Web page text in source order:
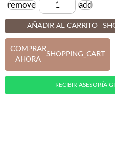
Cantidad
remove add
AÑADIR AL CARRITO
COMPRAR
AHORA
SHOPPING_CART
RECIBIR ASESORÍA